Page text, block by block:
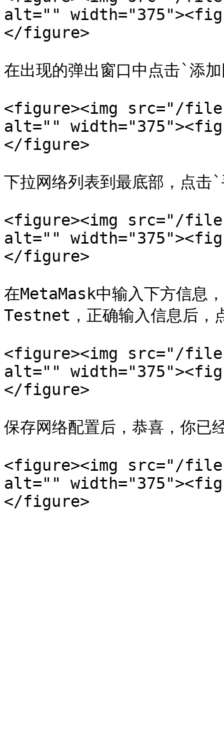
alt=""
</figure>
在出现的弹出窗口中点击`添
<figure><img src="/files/
alt=""
</figure>
下拉网络列表到最底部，点击
<figure><img src="/files/
alt=""
</figure>
在MetaMask中输入下方信息
Testnet，正确输入信息后，
<figure><img src="/files/
alt=""
</figure>
保存网络配置后，恭喜，你
<figure><img src="/files/
alt=""